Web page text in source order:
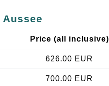
Price (all inclusive)
626.00 EUR
700.00 EUR